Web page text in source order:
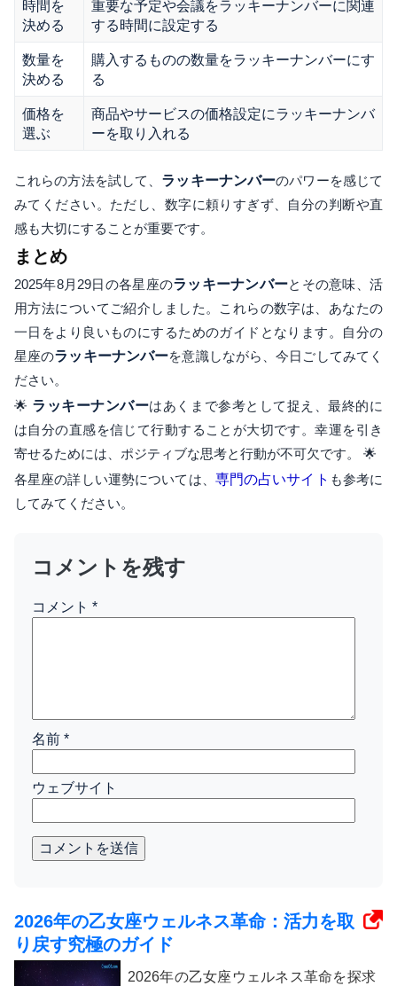
時間を
決める
重要な予定や会議をラッキーナンバーに関連
する時間に設定する
数量を
決める
購入するものの数量をラッキーナンバーにす
る
価格を
選ぶ
商品やサービスの価格設定にラッキーナンバ
ーを取り入れる
これらの方法を試して、 ラッキーナンバーのパワーを感じて
みてください。ただし、数字に頼りすぎず、自分の判断や直
感も大切にすることが重要です。
まとめ
2025年8月29日の各星座のラッキーナンバーとその意味、活
用方法についてご紹介しました。これらの数字は、あなたの
一日をより良いものにするためのガイドとなります。自分の
星座のラッキーナンバーを意識しながら、今日ごしてみてく
ださい。
🌟 ラッキーナンバーはあくまで参考として捉え、最終的に
は自分の直感を信じて行動することが大切です。幸運を引き
寄せるためには、ポジティブな思考と行動が不可欠です。 🌟
各星座の詳しい運勢については、 専門の占いサイト も参考に
してみてください。
コメントを残す
コメント *
名前 *
ウェブサイト
コメントを送信
2026年の乙女座ウェルネス革命：活力を取
り戻す究極のガイド
2026年の乙女座ウェルネス革命を探求